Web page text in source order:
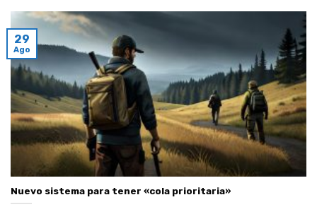
Nuevo sistema para tener «cola prioritaria»
29
Ago